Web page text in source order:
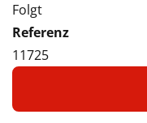
Folgt
Referenz
11725